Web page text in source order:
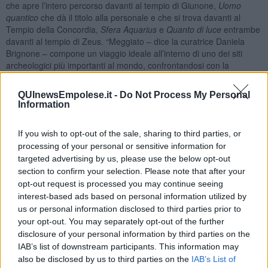
QUInewsEmpolese.it - Do Not Process My Personal
Information
If you wish to opt-out of the sale, sharing to third parties, or
processing of your personal or sensitive information for
targeted advertising by us, please use the below opt-out
section to confirm your selection. Please note that after your
opt-out request is processed you may continue seeing
interest-based ads based on personal information utilized by
us or personal information disclosed to third parties prior to
your opt-out. You may separately opt-out of the further
disclosure of your personal information by third parties on the
IAB’s list of downstream participants. This information may
also be disclosed by us to third parties on the IAB’s List of
che apre l’intero percorso davanti al tempio di Giunone, Uomo
quantico che dà il titolo alla personale e che si trova davanti al
Tempio della Concordia, Sfera Aquariuse Quanto di luce entrambe
davanti al tempio di Zeus. “Meggiato – dice la curatrice Daniela
Brignone – compone un viaggio ideale all’interno di uno dei siti
archeologici più importanti al mondo, confrontandosi con la
memoria del passato e le prospettive enigmatiche del futuro,
riflettendo sull’uomo alla ricerca di sé. Le opere in mostra
dischiudono un mondo interiore intorno al quale ruota un repertorio
l’artista ne svela il mistero e le connessioni cosmiche”.
Meggiato traccia una strada, riflettendo la propria immagine in
sfere, lucide pieghe e morbide volute, materiali non nobili che
vengono assemblati: nasce così L’Uomo quantico [fusione in
alluminio verniciato, con sfere in acciaio inox] assemblato
dall’artista senza un disegno preparatorio, dinnanzi al Tempio della
Concordia.
Riccardo Ferrucci